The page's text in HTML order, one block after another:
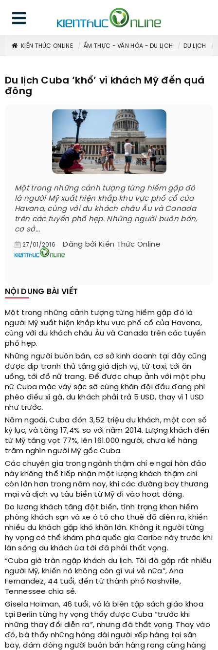
KIẾN THỨC ONLINE ẨM THỰC - VĂN HÓA - DU LỊCH DU LỊCH
Du lịch Cuba ‘khổ’ vì khách Mỹ đến quá
đông
Một trong những cảnh tượng từng hiếm gặp đó
là người Mỹ xuất hiện khắp khu vực phố cổ của
Havana, cùng với du khách châu Âu và Canada
trên các tuyến phố hẹp. Những người buôn bán,
cơ sở...
27/01/2016 Đăng bởi Kiến Thức Online
NỘI DUNG BÀI VIẾT
Một trong những cảnh tượng từng hiếm gặp đó là
người Mỹ xuất hiện khắp khu vực phố cổ của Havana,
cùng với du khách châu Âu và Canada trên các tuyến
phố hẹp.
Những người buôn bán, cơ sở kinh doanh tại đây cũng
được dịp tranh thủ tăng giá dịch vụ, từ taxi, tới ăn
uống, tới đồ nữ trang. Để được chụp ảnh với một phụ
nữ Cuba mặc váy sặc sỡ cùng khăn đội đầu đang phì
phèo điếu xì gà, du khách phải trả 5 USD, thay vì 1 USD
như trước.
Năm ngoái, Cuba đón 3,52 triệu du khách, một con số
kỷ lục, và tăng 17,4% so với năm 2014. Lượng khách đến
từ Mỹ tăng vọt 77%, lên 161.000 người, chưa kể hàng
trăm nghìn người Mỹ gốc Cuba.
Các chuyên gia trong ngành thậm chí e ngại hòn đảo
này không thể tiếp nhận một lượng khách thậm chí
còn lớn hơn trong năm nay, khi các đường bay thương
mại và dịch vụ tàu biển từ Mỹ đi vào hoạt động.
Do lượng khách tăng đột biến, tình trạng khan hiếm
phòng khách sạn và xe ô tô cho thuê đã diễn ra, khiến
nhiều du khách gặp khó khăn lớn. Không ít người từng
hy vọng có thể khám phá quốc gia Caribe này trước khi
làn sóng du khách ùa tới đã phải thất vọng.
“Cuba giờ tràn ngập khách du lịch. Tôi đã gặp rất nhiều
người Mỹ, khiến nó không còn gì vui vẻ nữa”, Ana
Fernandez, 44 tuổi, đến từ thành phố Nashville,
Tennessee chia sẻ.
Gisela Hoiman, 46 tuổi, và là biên tập sách giáo khoa
tại Berlin từng hy vọng thấy được Cuba “trước khi
những thay đổi diễn ra”, nhưng đã thất vọng. Thay vào
đó, bà thấy những hàng dài người xếp hàng tại sân
bay, đám đông người buôn bán hàng rong cùng hàng